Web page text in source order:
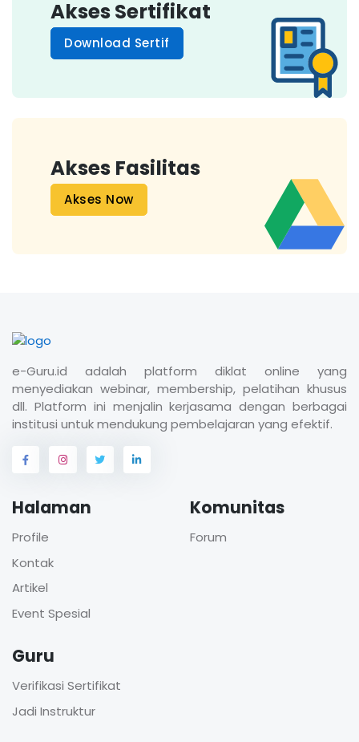
Akses Sertifikat
Download Sertif
Akses Fasilitas
Akses Now
e-Guru.id adalah platform diklat online yang
menyediakan webinar, membership, pelatihan khusus
dll. Platform ini menjalin kerjasama dengan berbagai
institusi untuk mendukung pembelajaran yang efektif.
Halaman
Profile
Kontak
Artikel
Event Spesial
Komunitas
Forum
Guru
Verifikasi Sertifikat
Jadi Instruktur